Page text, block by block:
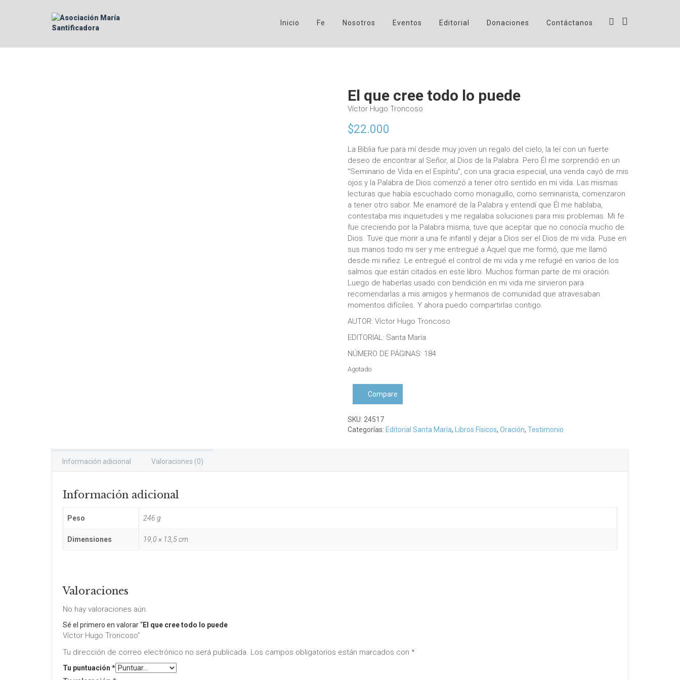
Inicio Fe Nosotros Eventos Editorial Donaciones Contáctanos
El que cree todo lo puede
Víctor Hugo Troncoso
$22.000
La Biblia fue para mí desde muy joven un regalo del cielo, la leí con un fuerte
deseo de encontrar al Señor, al Dios de la Palabra. Pero Él me sorprendió en un
“Seminario de Vida en el Espíritu”, con una gracia especial, una venda cayó de mis
ojos y la Palabra de Dios comenzó a tener otro sentido en mi vida. Las mismas
lecturas que había escuchado como monaguillo, como seminarista, comenzaron
a tener otro sabor. Me enamoré de la Palabra y entendí que Él me hablaba,
contestaba mis inquietudes y me regalaba soluciones para mis problemas. Mi fe
fue creciendo por la Palabra misma, tuve que aceptar que no conocía mucho de
Dios. Tuve que morir a una fe infantil y dejar a Dios ser el Dios de mi vida. Puse en
sus manos todo mi ser y me entregué a Aquel que me formó, que me llamó
desde mi niñez. Le entregué el control de mi vida y me refugié en varios de los
salmos que están citados en este libro. Muchos forman parte de mi oración.
Luego de haberlas usado con bendición en mi vida me sirvieron para
recomendarlas a mis amigos y hermanos de comunidad que atravesaban
momentos difíciles. Y ahora puedo compartirlas contigo.
AUTOR: Víctor Hugo Troncoso
EDITORIAL: Santa María
NÚMERO DE PÁGINAS: 184
Agotado
Compare
SKU: 24517
Categorías: Editorial Santa María, Libros Físicos, Oración, Testimonio
Información adicional Valoraciones (0)
Información adicional
Peso 246 g
Dimensiones 19,0 × 13,5 cm
Valoraciones
No hay valoraciones aún.
Sé el primero en valorar “El que cree todo lo puede
Víctor Hugo Troncoso”
Tu dirección de correo electrónico no será publicada. Los campos obligatorios están marcados con *
Tu puntuación *